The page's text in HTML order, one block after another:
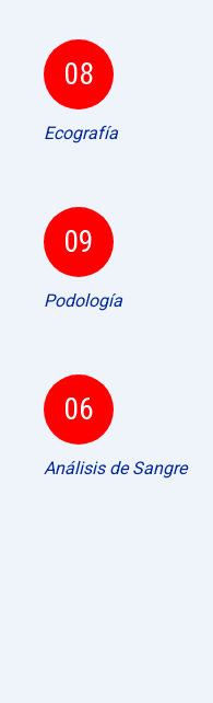
08
Ecografía
09
Podología
06
Análisis de Sangre